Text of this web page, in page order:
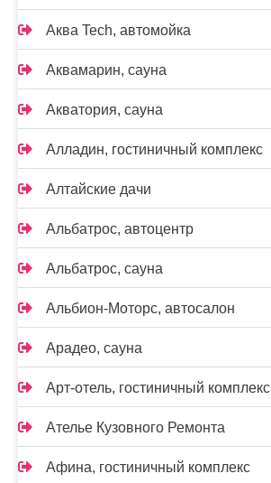
Аква Tech, автомойка
Аквамарин, сауна
Акватория, сауна
Алладин, гостиничный комплекс
Алтайские дачи
Альбатрос, автоцентр
Альбатрос, сауна
Альбион-Моторс, автосалон
Арадео, сауна
Арт-отель, гостиничный комплекс
Ателье Кузовного Ремонта
Афина, гостиничный комплекс